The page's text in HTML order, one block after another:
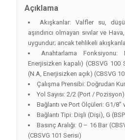
Açıklama
Akışkanlar: Valfler su,
aşındırıcı olmayan sıvılar ve
uygundur; ancak tehlikeli
Anahtarlama Fonksiyonu:
Enerjisizken kapalı) (CBSVG
(N.A, Enerjisizken açık) (CBSVG
Çalışma Prensibi: Doğrudan
Yol Sayısı: 2/2 (Port / Pozisyon)
Bağlantı ve Port Ölçüleri: G1/8”
Bağlantı Tipi: Dişli (Dişi), G
Basınç Aralığı: 0 – 16 Bar
(CBSVG 101 Serisi)